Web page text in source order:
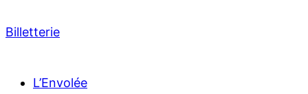
Billetterie
L’Envolée